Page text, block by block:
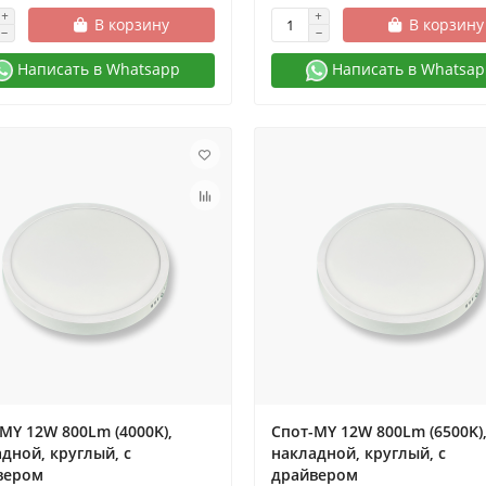
В корзину
Написать в Whatsapp
В корзину
Написать в
12W 800Lm (4000K),
круглый, с
Спот-MY 12W 800Lm (6500K),
накладной, круглый, с
драйвером